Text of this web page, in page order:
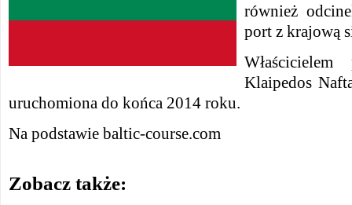
również
port z krajową
Klaipedos
uruchomiona do końca 2014 roku.
Na podstawie baltic-course.com
Zobacz także: